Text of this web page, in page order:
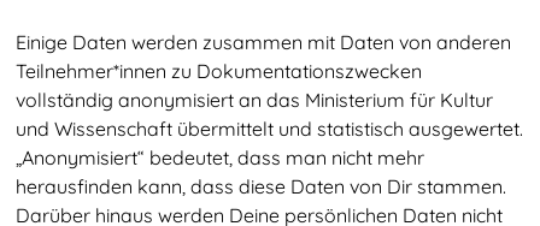
Talentscouting
Einige Daten werden zusammen mit Daten von anderen
Teilnehmer*innen zu Dokumentationszwecken
vollständig anonymisiert an das Ministerium für Kultur
und Wissenschaft übermittelt und statistisch ausgewertet.
„Anonymisiert“ bedeutet, dass man nicht mehr
herausfinden kann, dass diese Daten von Dir stammen.
Darüber hinaus werden Deine persönlichen Daten nicht